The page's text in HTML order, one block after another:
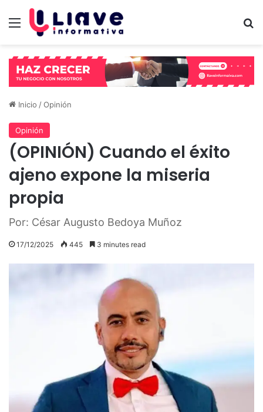
Menú
Inicio /Opinión
Opinión
(OPINIÓN) Cuando el éxito
ajeno expone la miseria
propia
Por: César Augusto Bedoya Muñoz
17/12/2025 445 3 minutes read